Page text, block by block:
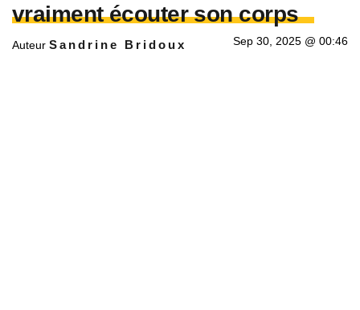
vraiment écouter son corps
Auteur Sandrine Bridoux Sep 30, 2025 @ 00:46